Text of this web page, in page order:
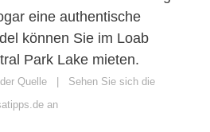
eine authentische
können Sie im Loab
Park Lake mieten.
Quelle
Sehen Sie sich die
an